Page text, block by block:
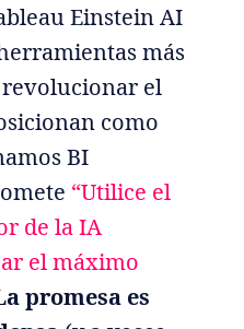
Einstein AI
más
el
como
BI
“Utilice el
de la IA
el máximo
promesa es